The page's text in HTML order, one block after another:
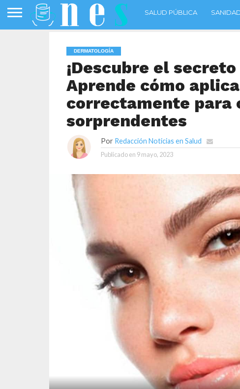
SALUD PÚBLICA
DERMATOLOGÍA
¡Descubre el
Aprende cómo
correctamente para
sorprendentes
Por Redacción Noticias en Salud
Publicado en 9 mayo, 2023